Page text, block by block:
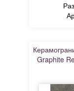
Graphite